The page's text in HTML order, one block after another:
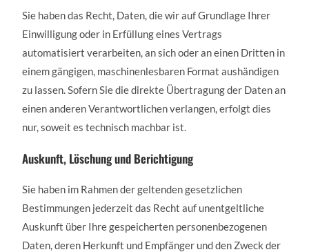
Sie haben das Recht, Daten, die wir auf Grundlage Ihrer
Einwilligung oder in Erfüllung eines Vertrags
automatisiert verarbeiten, an sich oder an einen Dritten in
einem gängigen, maschinenlesbaren Format aushändigen
zu lassen. Sofern Sie die direkte Übertragung der Daten an
einen anderen Verantwortlichen verlangen, erfolgt dies
nur, soweit es technisch machbar ist.
Auskunft, Löschung und Berichtigung
Sie haben im Rahmen der geltenden gesetzlichen
Bestimmungen jederzeit das Recht auf unentgeltliche
Auskunft über Ihre gespeicherten personenbezogenen
Daten, deren Herkunft und Empfänger und den Zweck der